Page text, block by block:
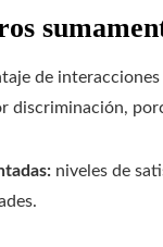
de
discriminación,
niveles de